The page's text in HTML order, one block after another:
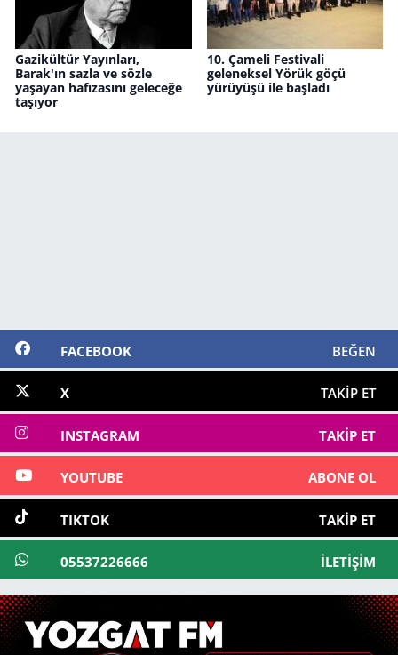
Gazikültür Yayınları,
Barak'ın sazla ve sözle
yaşayan hafızasını geleceğe
taşıyor
10. Çameli Festivali
geleneksel Yörük göçü
yürüyüşü ile başladı
FACEBOOK BEĞEN
X TAKIP ET
INSTAGRAM TAKIP ET
YOUTUBE ABONE OL
TIKTOK TAKIP ET
05537226666 İLETIŞIM